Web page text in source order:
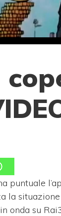
puntuale
la
in onda su Rai3.